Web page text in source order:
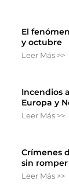
El
y octubre
Leer Más >>
Incendios
Europa y
Leer Más >>
Crímenes
sin
Leer Más >>